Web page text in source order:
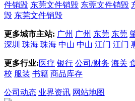
件销毁 东莞文件销毁 东莞文件销毁
毁 东莞文件销毁
更多城市主站: 广州 广州 东莞 东莞
深圳 珠海 珠海 中山 中山 江门 江门
更多行业:医疗 银行 公司/财务 海关
校 服装 书籍 商品库存
公司动态 业界资讯 网站地图